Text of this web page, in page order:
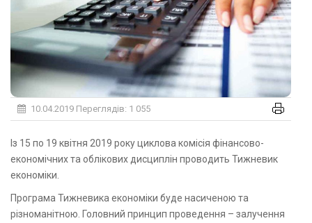
10.04.2019 Переглядів: 1 055
економічних та облікових дисциплін проводить Тижневик
економіки.
Програма Тижневика економіки буде насиченою та
різноманітною. Головний принцип проведення – залучення